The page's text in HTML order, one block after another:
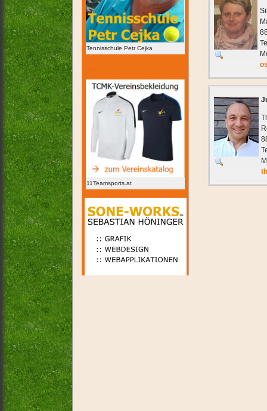
Tennisschule Petr Cejka
11Teamsports.at